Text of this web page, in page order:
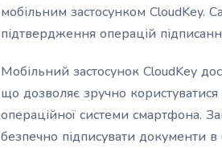
мобільним застосунком CloudKey.
підтвердження операцій
Мобільний застосунок CloudKey
що дозволяє зручно
операційної системи смартфона.
безпечно підписувати документи